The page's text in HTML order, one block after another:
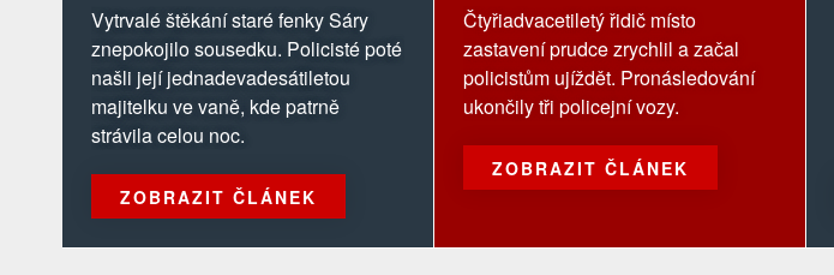
majitelce
Vytrvalé štěkání staré fenky Sáry
znepokojilo sousedku. Policisté poté
našli její jednadevadesátiletou
majitelku ve vaně, kde patrně
strávila celou noc.
ZOBRAZIT ČLÁNEK
Čtyřiadvacetiletý řidič místo
zastavení prudce zrychlil a začal
policistům ujíždět. Pronásledování
ukončily tři policejní vozy.
ZOBRAZIT ČLÁNEK